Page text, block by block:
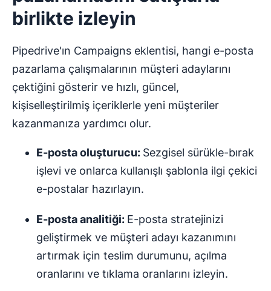
birlikte izleyin
Pipedrive'ın Campaigns eklentisi, hangi e-posta
pazarlama çalışmalarının müşteri adaylarını
çektiğini gösterir ve hızlı, güncel,
kişiselleştirilmiş içeriklerle yeni müşteriler
kazanmanıza yardımcı olur.
E-posta oluşturucu: Sezgisel sürükle-bırak
işlevi ve onlarca kullanışlı şablonla ilgi çekici
e-postalar hazırlayın.
E-posta analitiği: E-posta stratejinizi
geliştirmek ve müşteri adayı kazanımını
artırmak için teslim durumunu, açılma
oranlarını ve tıklama oranlarını izleyin.